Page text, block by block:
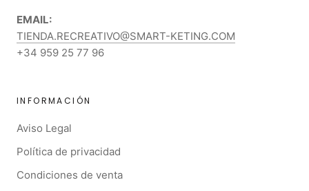
EMAIL:
TIENDA.RECREATIVO@SMART-KETING.COM
+34 959 25 77 96
INFORMACIÓN
Aviso Legal
Política de privacidad
Condiciones de venta